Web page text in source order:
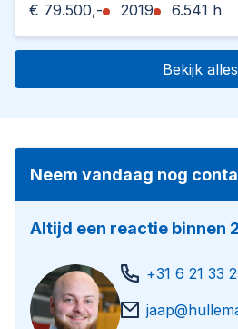
€ 79.500,- 2019 6.541 h
Bekijk alles
Neem vandaag nog
Altijd een reactie binnen
+31 6 21 33